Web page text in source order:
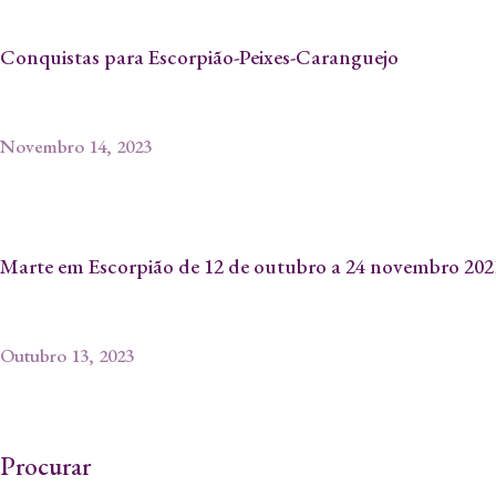
Conquistas para Escorpião-Peixes-Caranguejo
Novembro 14, 2023
Marte em Escorpião de 12 de outubro a 24 novembro
Outubro 13, 2023
Procurar